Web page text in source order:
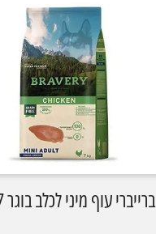
ברייברי עוף מיני לכלב בוגר 7 ק"ג